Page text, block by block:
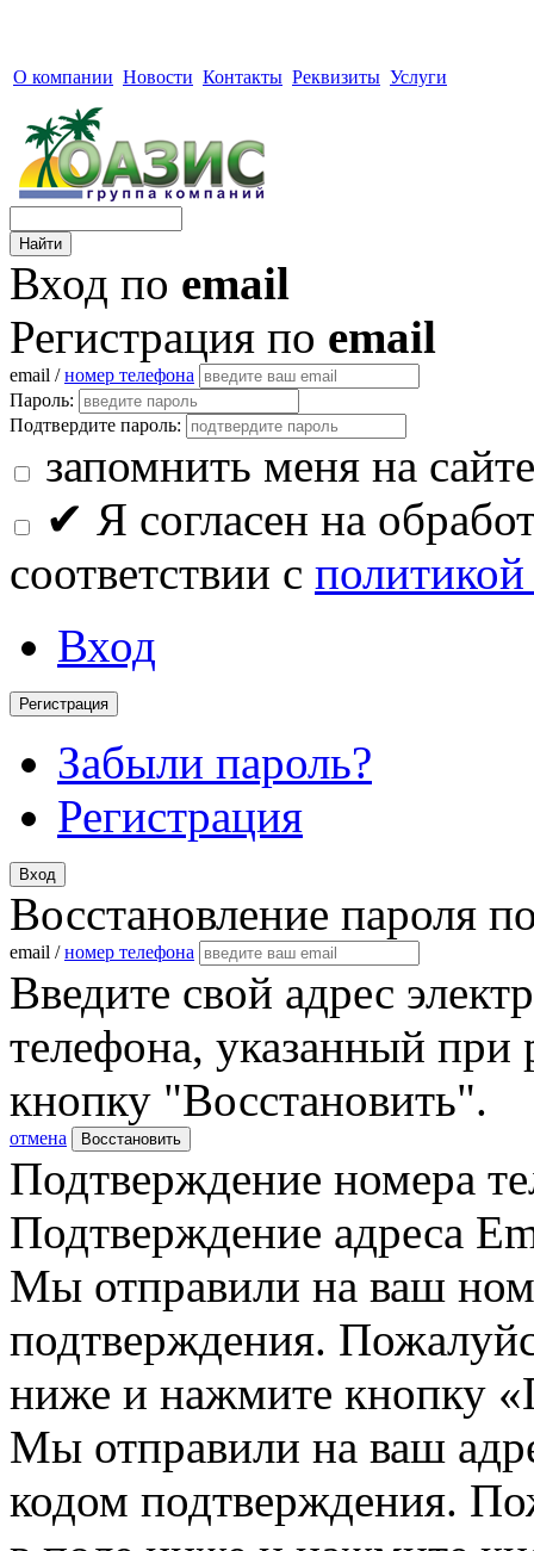
О компании Новости Контакты Реквизиты Услуги
Вход по email
Регистрация по email
email /номер телефона
Пароль:
Подтвердите пароль:
запомнить меня на сайте
✔ Я согласен на
соответствии с
Вход
Регистрация
Забыли пароль?
Регистрация
Вход
Восстановление пароля
email /номер телефона
Введите свой адрес
телефона, указанный при
кнопку "Восстановить".
отмена Восстановить
Подтверждение номера
Подтверждение адреса
Мы отправили на ваш
подтверждения.
ниже и нажмите кнопку
Мы отправили на ваш
кодом подтверждения.